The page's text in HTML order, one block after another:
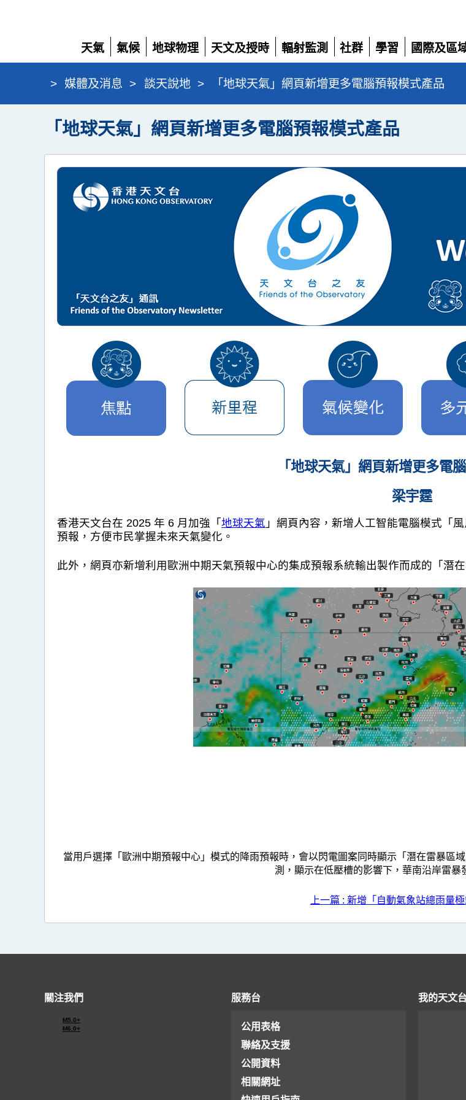
天氣
展
開
氣候
展
開
地球物理
展
開
天文及授時
展
開
輻射監測
展
開
社群
展
開
學習
展
開
國際及區
展
開
> 媒體及消息 > 談天說地 > 「地球天氣」網頁新增更多電腦預報模式產品
「地球天氣」網頁新增更多電腦預報模式產品
「地球天氣」網頁新增更多電
梁宇霆
香港天文台在 2025 年 6 月加強「 地球天氣 」網頁內容，新增人工智能電腦模式「
預報，方便市民掌握未來天氣變化。
此外，網頁亦新增利用歐洲中期天氣預報中心的集成預報系統輸出製作而成的「潛
當用戶選擇「歐洲中期預報中心」模式的降雨預報時，會以閃電圖案同時顯示「潛在雷暴區
測，顯示在低壓槽的影響下，華南沿岸雷暴
上一篇 : 新增「自動氣象站總雨量
關注我們
M5.0+
M6.0+
服務台
公用表格
聯絡及支援
公開資料
相關網址
我的天文